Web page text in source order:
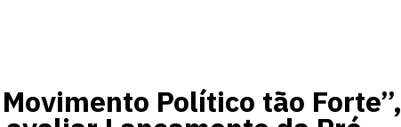
Político tão Forte”,